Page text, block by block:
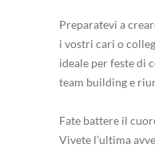
Preparatevi a
i vostri cari o
ideale per feste di
team building e
Fate battere il
Vivete l’ultima